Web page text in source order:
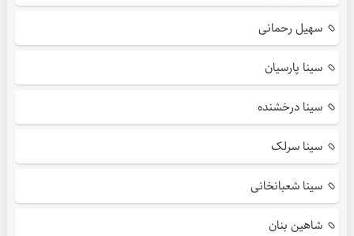
سهیل رحمانی
سینا پارسیان
سینا درخشنده
سینا سرلک
سینا شعبانخانی
شاهین بنان